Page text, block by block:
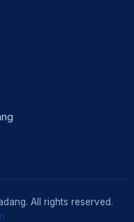
All rights reserved.